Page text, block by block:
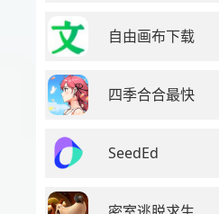
自由画布下载
四季合合最快
SeedEd